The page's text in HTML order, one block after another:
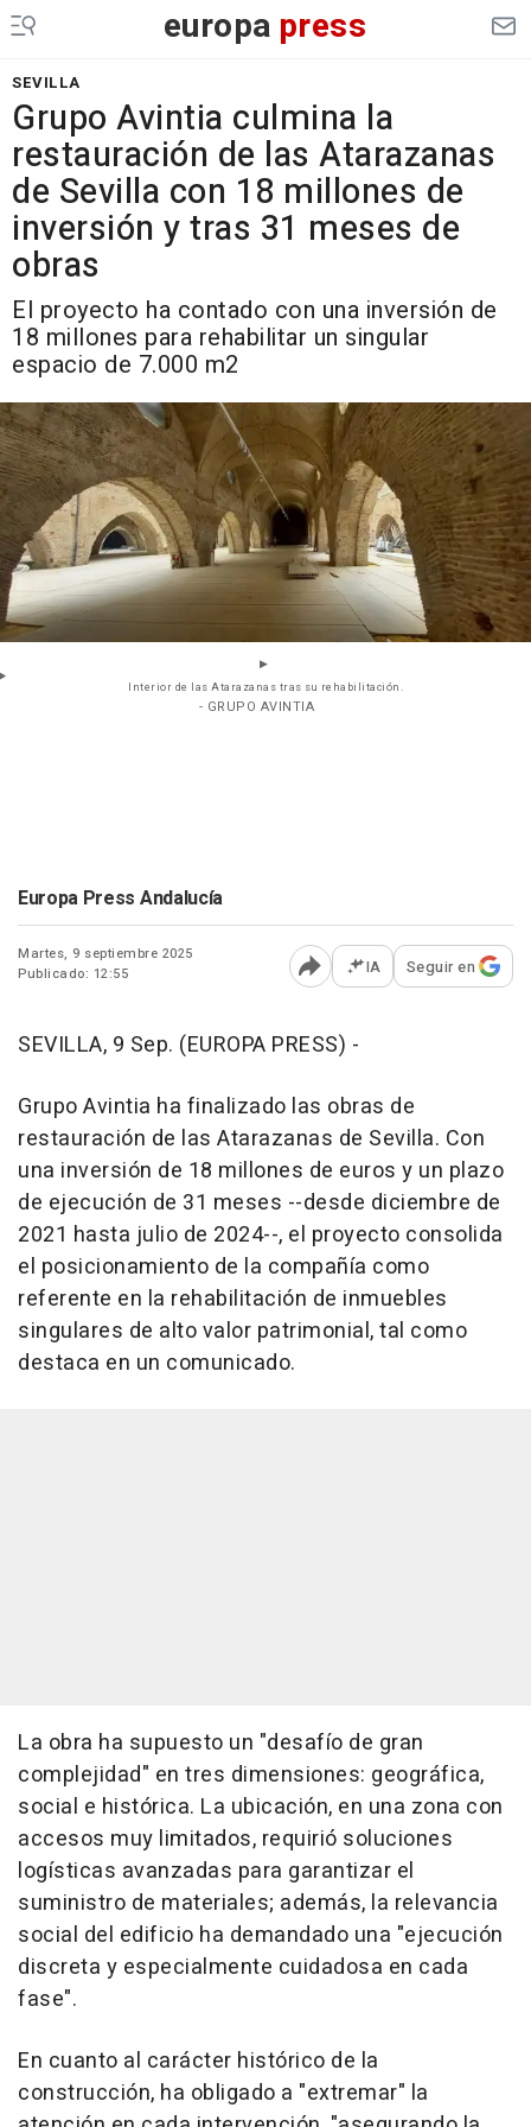
europa press
SEVILLA
Grupo Avintia culmina la
restauración de las Atarazanas
de Sevilla con 18 millones de
inversión y tras 31 meses de
obras
El proyecto ha contado con una inversión de
18 millones para rehabilitar un singular
espacio de 7.000 m2
Interior de las Atarazanas tras su rehabilitación.
- GRUPO AVINTIA
Europa Press Andalucía
Martes, 9 septiembre 2025
Publicado: 12:55
Abrir opciones para
IA Seguir en
SEVILLA, 9 Sep. (EUROPA PRESS) -
Grupo Avintia ha finalizado las obras de
restauración de las Atarazanas de Sevilla. Con
una inversión de 18 millones de euros y un plazo
de ejecución de 31 meses --desde diciembre de
2021 hasta julio de 2024--, el proyecto consolida
el posicionamiento de la compañía como
referente en la rehabilitación de inmuebles
singulares de alto valor patrimonial, tal como
destaca en un comunicado.
La obra ha supuesto un "desafío de gran
complejidad" en tres dimensiones: geográfica,
social e histórica. La ubicación, en una zona con
accesos muy limitados, requirió soluciones
logísticas avanzadas para garantizar el
suministro de materiales; además, la relevancia
social del edificio ha demandado una "ejecución
discreta y especialmente cuidadosa en cada
fase".
En cuanto al carácter histórico de la
construcción, ha obligado a "extremar" la